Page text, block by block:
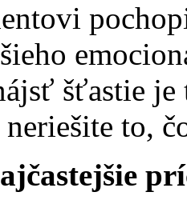
šťastie je
to,